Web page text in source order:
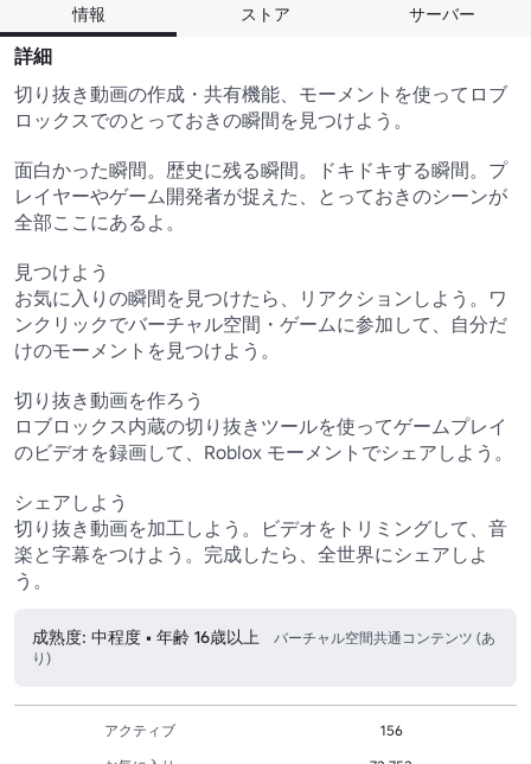
情報 ストア サーバー
詳細
切り抜き動画の作成・共有機能、モーメントを使ってロブ
ロックスでのとっておきの瞬間を見つけよう。
面白かった瞬間。歴史に残る瞬間。ドキドキする瞬間。プ
レイヤーやゲーム開発者が捉えた、とっておきのシーンが
全部ここにあるよ。
見つけよう
お気に入りの瞬間を見つけたら、リアクションしよう。ワ
ンクリックでバーチャル空間・ゲームに参加して、自分だ
けのモーメントを見つけよう。
切り抜き動画を作ろう
ロブロックス内蔵の切り抜きツールを使ってゲームプレイ
のビデオを録画して、Roblox モーメントでシェアしよう。
シェアしよう
切り抜き動画を加工しよう。ビデオをトリミングして、音
楽と字幕をつけよう。完成したら、全世界にシェアしよ
う。
成熟度: 中程度 • 年齢 16歳以上
バーチャル空間共通コンテンツ (あ
り)
アクティブ
156